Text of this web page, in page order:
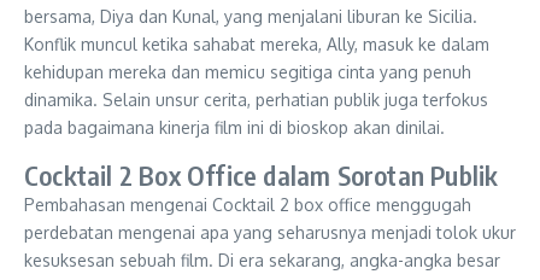
bersama, Diya dan Kunal, yang menjalani liburan ke Sicilia.
Konflik muncul ketika sahabat mereka, Ally, masuk ke dalam
kehidupan mereka dan memicu segitiga cinta yang penuh
dinamika. Selain unsur cerita, perhatian publik juga terfokus
pada bagaimana kinerja film ini di bioskop akan dinilai.
Cocktail 2 Box Office dalam Sorotan Publik
Pembahasan mengenai Cocktail 2 box office menggugah
perdebatan mengenai apa yang seharusnya menjadi tolok ukur
kesuksesan sebuah film. Di era sekarang, angka-angka besar